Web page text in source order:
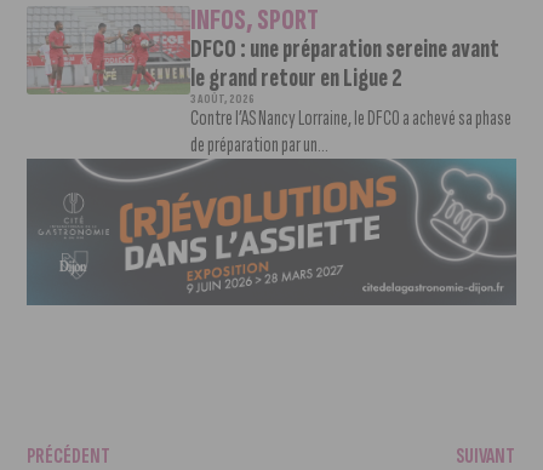
INFOS,SPORT
DFCO : une préparation sereine avant
le grand retour en Ligue 2
3 AOÛT, 2026
Contre l’AS Nancy Lorraine, le DFCO a achevé sa phase
de préparation par un...
PRÉCÉDENT SUIVANT